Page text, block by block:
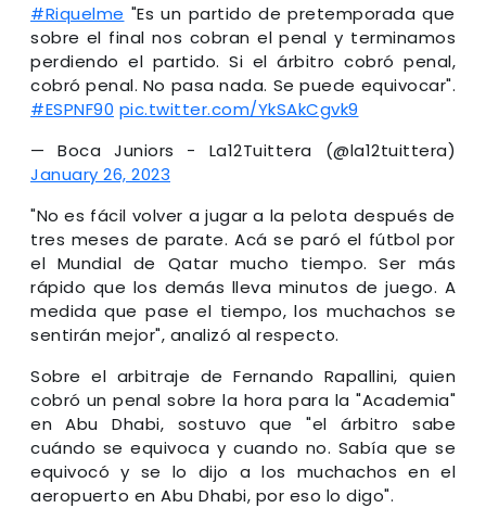
#Riquelme "Es un partido de pretemporada que
sobre el final nos cobran el penal y terminamos
perdiendo el partido. Si el árbitro cobró penal,
cobró penal. No pasa nada. Se puede equivocar".
#ESPNF90 pic.twitter.com/YkSAkCgvk9
— Boca Juniors - La12Tuittera (@la12tuittera)
January 26, 2023
"No es fácil volver a jugar a la pelota después de
tres meses de parate. Acá se paró el fútbol por
el Mundial de Qatar mucho tiempo. Ser más
rápido que los demás lleva minutos de juego. A
medida que pase el tiempo, los muchachos se
sentirán mejor", analizó al respecto.
Sobre el arbitraje de Fernando Rapallini, quien
cobró un penal sobre la hora para la "Academia"
en Abu Dhabi, sostuvo que "el árbitro sabe
cuándo se equivoca y cuando no. Sabía que se
equivocó y se lo dijo a los muchachos en el
aeropuerto en Abu Dhabi, por eso lo digo".